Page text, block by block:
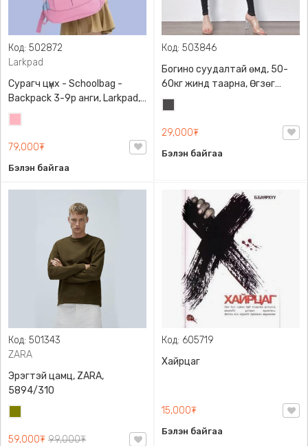
Код: 502872
Larkpad
Сурагч цүнх - Schoolbag -
Backpack 3-9р анги, Larkpad,
9009-10128, Цацруулагчтай,
Олон тасалгаатай
79,000₮
Бэлэн байгаа
Код: 503846
Богино суудалтай өмд, 50-
60кг жинд таарна, Өгзөг
өргөгчтэй
29,000₮
Бэлэн байгаа
Код: 501343
ZARA
Эрэгтэй цамц, ZARA,
5894/310
59,000₮ 99,000₮
Код: 605719
Хайрцаг
15,000₮
Бэлэн байгаа